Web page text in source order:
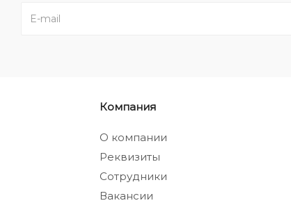
Компания
О компании
Реквизиты
Сотрудники
Вакансии